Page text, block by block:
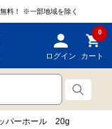
料！ ※一部地域を除く
ログイン
0
カート
パーホール 20g